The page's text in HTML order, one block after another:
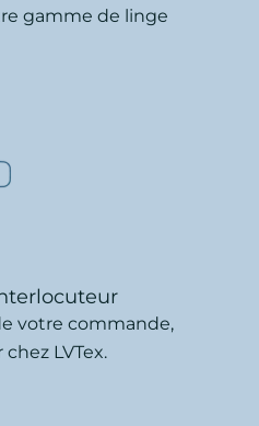
gamme de linge
votre commande,
LVTex.